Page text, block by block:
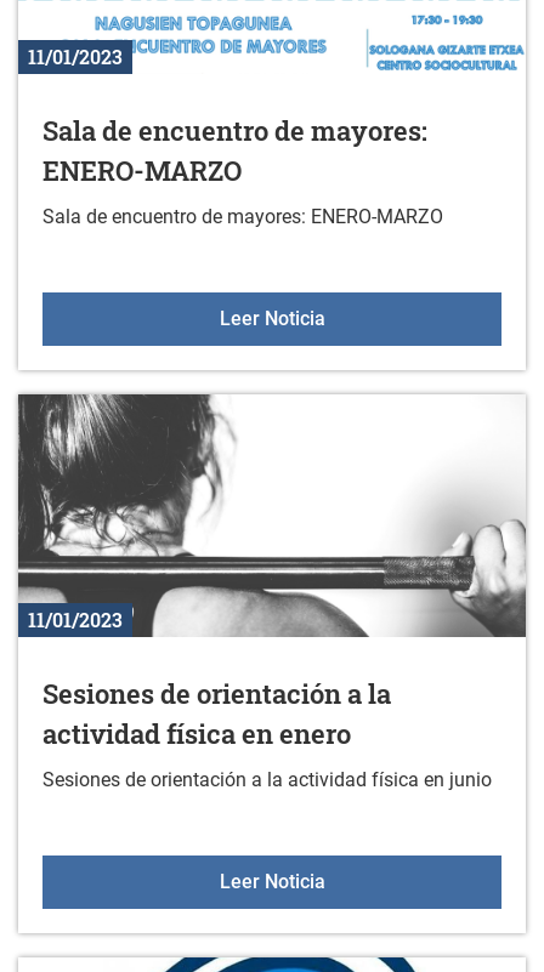
11/01/2023
Sala de encuentro de mayores:
ENERO-MARZO
Sala de encuentro de mayores: ENERO-MARZO
Leer NoticiaSala de encuentro de
11/01/2023
Sesiones de orientación a la
actividad física en enero
Sesiones de orientación a la actividad física en junio
Leer NoticiaSesiones de orientación